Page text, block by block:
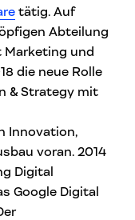
tätig. Auf
Abteilung
Marketing und
die neue Rolle
& Strategy mit
Innovation,
voran. 2014
Digital
Google Digital